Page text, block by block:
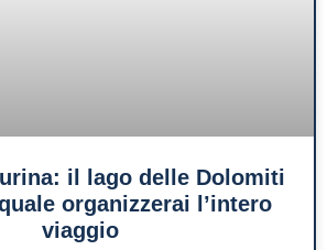
il lago delle Dolomiti
organizzerai l’intero
viaggio